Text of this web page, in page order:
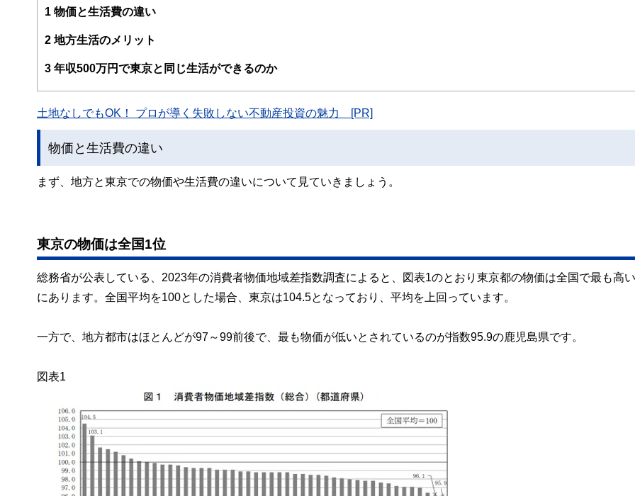
1 物価と生活費の違い
2 地方生活のメリット
3 年収500万円で東京と同じ生活ができるのか
土地なしでもOK！ プロが導く失敗しない不動産投資の魅力 [PR]
物価と生活費の違い
まず、地方と東京での物価や生活費の違いについて見ていきましょう。
東京の物価は全国1位
総務省が公表している、2023年の消費者物価地域差指数調査によると、図表1のとおり東京都の物価は全国で最も高
にあります。全国平均を100とした場合、東京は104.5となっており、平均を上回っています。
一方で、地方都市はほとんどが97～99前後で、最も物価が低いとされているのが指数95.9の鹿児島県です。
図表1